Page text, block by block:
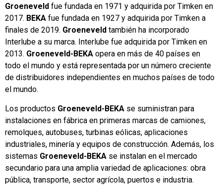
Groeneveld fue fundada en 1971 y adquirida por Timken en
2017. BEKA fue fundada en 1927 y adquirida por Timken a
finales de 2019. Groeneveld también ha incorporado
Interlube a su marca. Interlube fue adquirida por Timken en
2013. Groeneveld-BEKA opera en más de 40 países en
todo el mundo y está representada por un número creciente
de distribuidores independientes en muchos países de todo
el mundo.
Los productos Groeneveld-BEKA se suministran para
instalaciones en fábrica en primeras marcas de camiones,
remolques, autobuses, turbinas eólicas, aplicaciones
industriales, minería y equipos de construcción. Además, los
sistemas Groeneveld-BEKA se instalan en el mercado
secundario para una amplia variedad de aplicaciones: obra
pública, transporte, sector agrícola, puertos e industria.